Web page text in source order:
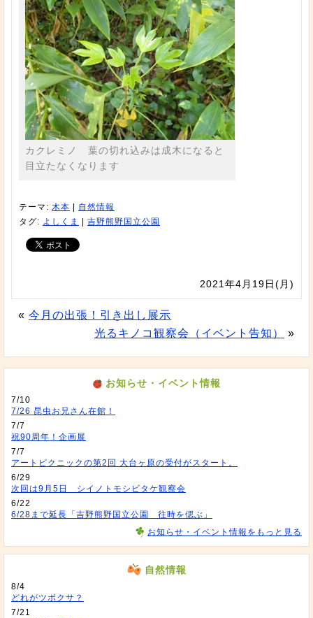
カクレミノ 葉の切れ込みは成木になると
目立たなくなります
テーマ: 木本
自然情報
タグ: よしくま 吉野熊野国立公園
2021年4月19日(月)
« 今月の出張！引き出し展示
光るキノコ観察会（イベント告知）
»
お知らせ・イベント情報
7/10
7/26 昆虫お兄さん在館！
7/7
祝90周年！企画展
7/7
アートピクニックの第2回 大台ヶ原の受付がスタート。
6/29
次回は9月5日 シイノトモシビタケ観察会
6/22
6/28まで延長「吉野熊野国立公園 往時を偲ぶ」
お知らせ・イベント情報をもっと見る
自然情報
8/4
どれがツボクサ？
7/21